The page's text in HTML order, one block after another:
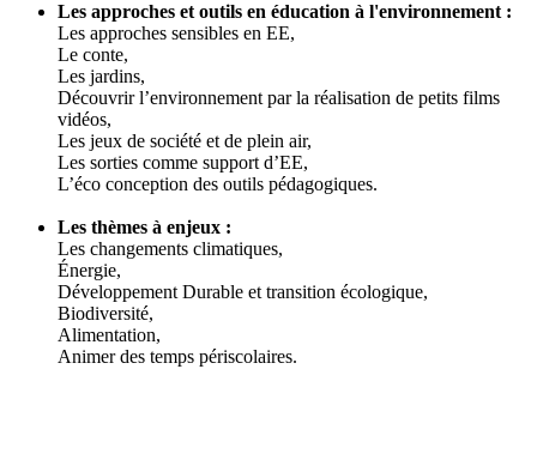
Les approches et outils en éducation à l'environnement :
Les approches sensibles en EE,
Le conte,
Les jardins,
Découvrir l’environnement par la réalisation de petits films
vidéos,
Les jeux de société et de plein air,
Les sorties comme support d’EE,
L’éco conception des outils pédagogiques.
Les thèmes à enjeux :
Les changements climatiques,
Énergie,
Développement Durable et transition écologique,
Biodiversité,
Alimentation,
Animer des temps périscolaires.